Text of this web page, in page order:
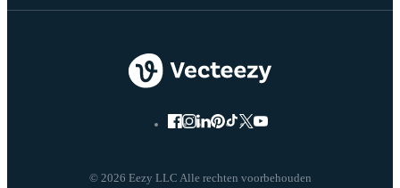
© 2026 Eezy LLC Alle rechten voorbehouden